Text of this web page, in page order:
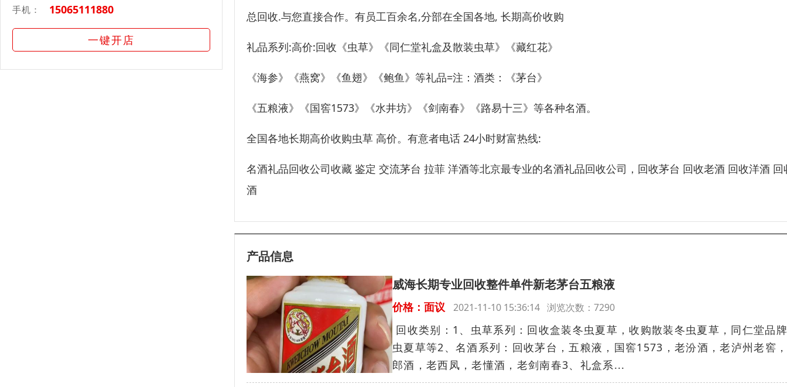
手机： 15065111880
一键开店
总回收.与您直接合作。有员工百余名,分部在全国各地, 长期高价收购
礼品系列:高价:回收《虫草》《同仁堂礼盒及散装虫草》《藏红花》
《海参》《燕窝》《鱼翅》《鲍鱼》等礼品=注：酒类：《茅台》
《五粮液》《国窖1573》《水井坊》《剑南春》《路易十三》等各种名酒。
全国各地长期高价收购虫草 高价。有意者电话 24小时财富热线:
名酒礼品回收公司收藏 鉴定 交流茅台 拉菲 洋酒等北京最专业的名酒礼品回收公司，回收茅台 回收老酒 回收洋酒 回
酒
产品信息
威海长期专业回收整件单件新老茅台五粮液
价格：面议 2021-11-10 15:36:14 浏览次数：7290
回收类别：1、虫草系列：回收盒装冬虫夏草，收购散装冬虫夏草，同仁堂品
虫夏草等2、名酒系列：回收茅台，五粮液，国窖1573，老汾酒，老泸州老窖
郎酒，老西凤，老懂酒，老剑南春3、礼盒系...